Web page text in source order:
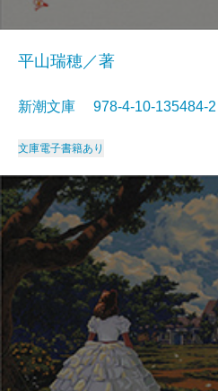
平山瑞穂／著
新潮文庫 978-4-10-
文庫電子書籍あり